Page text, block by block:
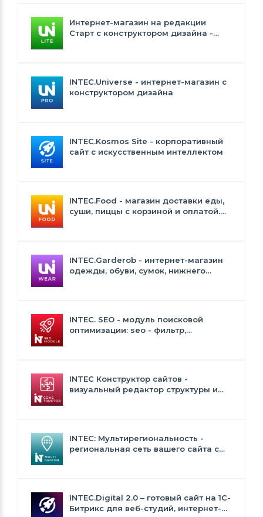
Интернет-магазин на редакции
Старт с конструктором дизайна -
INTEC.Universe - интернет-магазин с
конструктором дизайна
INTEC.Kosmos Site - корпоративный
сайт с искусственным интеллектом
INTEC.Food - магазин доставки еды,
суши, пиццы с корзиной и оплатой.
INTEC.Garderob - интернет-магазин
одежды, обуви, сумок, нижнего
INTEC. SEO - модуль поисковой
оптимизации: seo - фильтр,
INTEC Конструктор сайтов -
визуальный редактор структуры и
INTEC: Мультирегиональность -
региональная сеть вашего сайта с
INTEC.Digital 2.0 – готовый сайт на 1C-
Битрикс для веб-студий, интернет-